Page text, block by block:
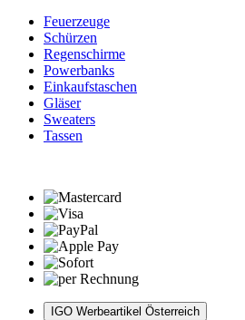
Feuerzeuge
Schürzen
Regenschirme
Powerbanks
Einkaufstaschen
Gläser
Sweaters
Tassen
IGO Werbeartikel Österreich